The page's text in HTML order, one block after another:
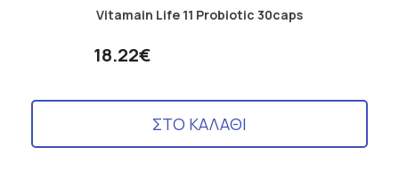
Vitamain Life 11 Probiotic 30caps
18.22€
ΣΤΟ ΚΑΛΑΘΙ